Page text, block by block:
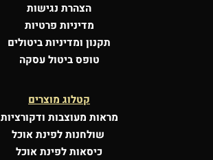
הצהרת נגישות
מדיניות פרטיות
תקנון ומדיניות ביטולים
טופס ביטול עסקה
קטלוג מוצרים
מראות מעוצבות ודקורציות
שולחנות לפינת אוכל
כיסאות לפינת אוכל